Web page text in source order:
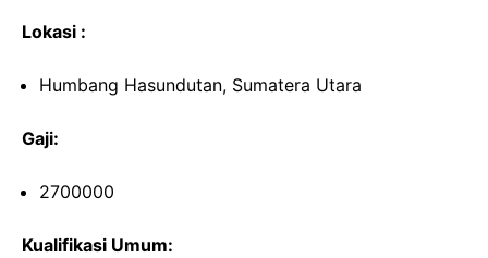
Lokasi :
Humbang Hasundutan, Sumatera Utara
Gaji:
2700000
Kualifikasi Umum: